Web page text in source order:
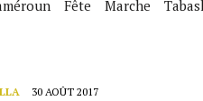
Fête Marche
30 AOÛT 2017